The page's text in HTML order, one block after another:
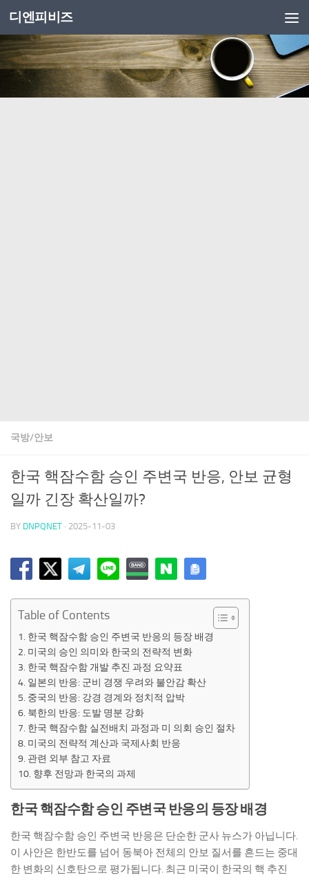
Skip to content
디엔피비즈
국방/안보
한국 핵잠수함 승인 주변국 반응, 안보 균형
일까 긴장 확산일까?
BY DNPQNET · 2025-11-03
Table of Contents
한국 핵잠수함 승인 주변국 반응의 등장 배경
미국의 승인 의미와 한국의 전략적 변화
한국 핵잠수함 개발 추진 과정 요약표
일본의 반응: 군비 경쟁 우려와 불안감 확산
중국의 반응: 강경 경계와 정치적 압박
북한의 반응: 도발 명분 강화
한국 핵잠수함 실전배치 과정과 미 의회 승인 절차
미국의 전략적 계산과 국제사회 반응
관련 외부 참고 자료
향후 전망과 한국의 과제
한국 핵잠수함 승인 주변국 반응의 등장 배경
한국 핵잠수함 승인 주변국 반응은 단순한 군사 뉴스가 아닙니다.
이 사안은 한반도를 넘어 동북아 전체의 안보 질서를 흔드는 중대
한 변화의 신호탄으로 평가됩니다. 최근 미국이 한국의 핵 추진